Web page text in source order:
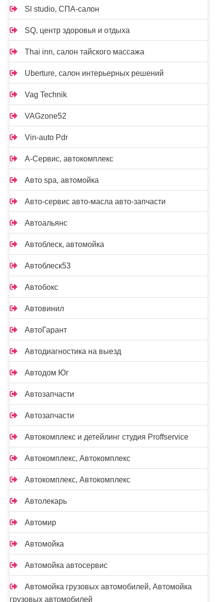
Sl studio, СПА-салон
SQ, центр здоровья и отдыха
Thai inn, салон тайского массажа
Uberture, салон интерьерных решений
Vag Technik
VAGzone52
Vin-auto Pdr
А-Сервис, автокомплекс
Авто spa, автомойка
Авто-сервис авто-масла авто-запчасти
Автоальянс
Автоблеск, автомойка
Автоблеск53
Автобокс
Автовинил
АвтоГарант
Автодиагностика на выезд
Автодом Юг
Автозапчасти
Автозапчасти
Автокомплекс и детейлинг студия Proffservice
Автокомплекс, Автокомплекс
Автокомплекс, Автокомплекс
Автолекарь
Автомир
Автомойка
Автомойка автосервис
Автомойка грузовых автомобилей, Автомойка
грузовых автомобилей